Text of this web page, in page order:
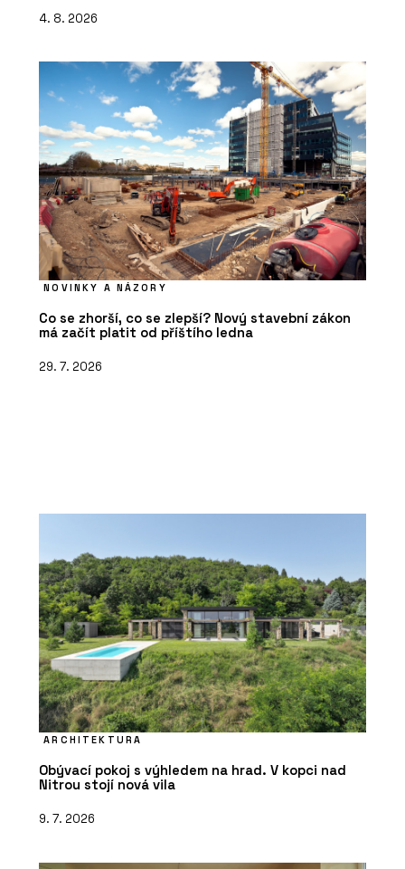
4. 8. 2026
NOVINKY A NÁZORY
Co se zhorší, co se zlepší? Nový stavební zákon
má začít platit od příštího ledna
29. 7. 2026
ARCHITEKTURA
Obývací pokoj s výhledem na hrad. V kopci nad
Nitrou stojí nová vila
9. 7. 2026